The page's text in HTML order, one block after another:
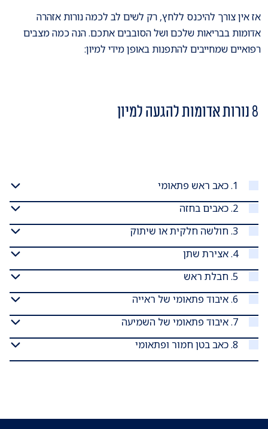
אז אין צורך להיכנס ללחץ, רק לשים לב לכמה נורות אזהרה
אדומות בבריאות שלכם ושל הסובבים אתכם. הנה כמה מצבים
רפואיים שמחייבים להתפנות באופן מידי למיון:
8 נורות אדומות להגעה למיון
1. כאב ראש פתאומי
2. כאבים בחזה
3. חולשה חלקית או שיתוק
4. אצירת שתן
5. חבלת ראש
6. איבוד פתאומי של ראייה
7. איבוד פתאומי של השמיעה
8. כאב בטן חמור ופתאומי